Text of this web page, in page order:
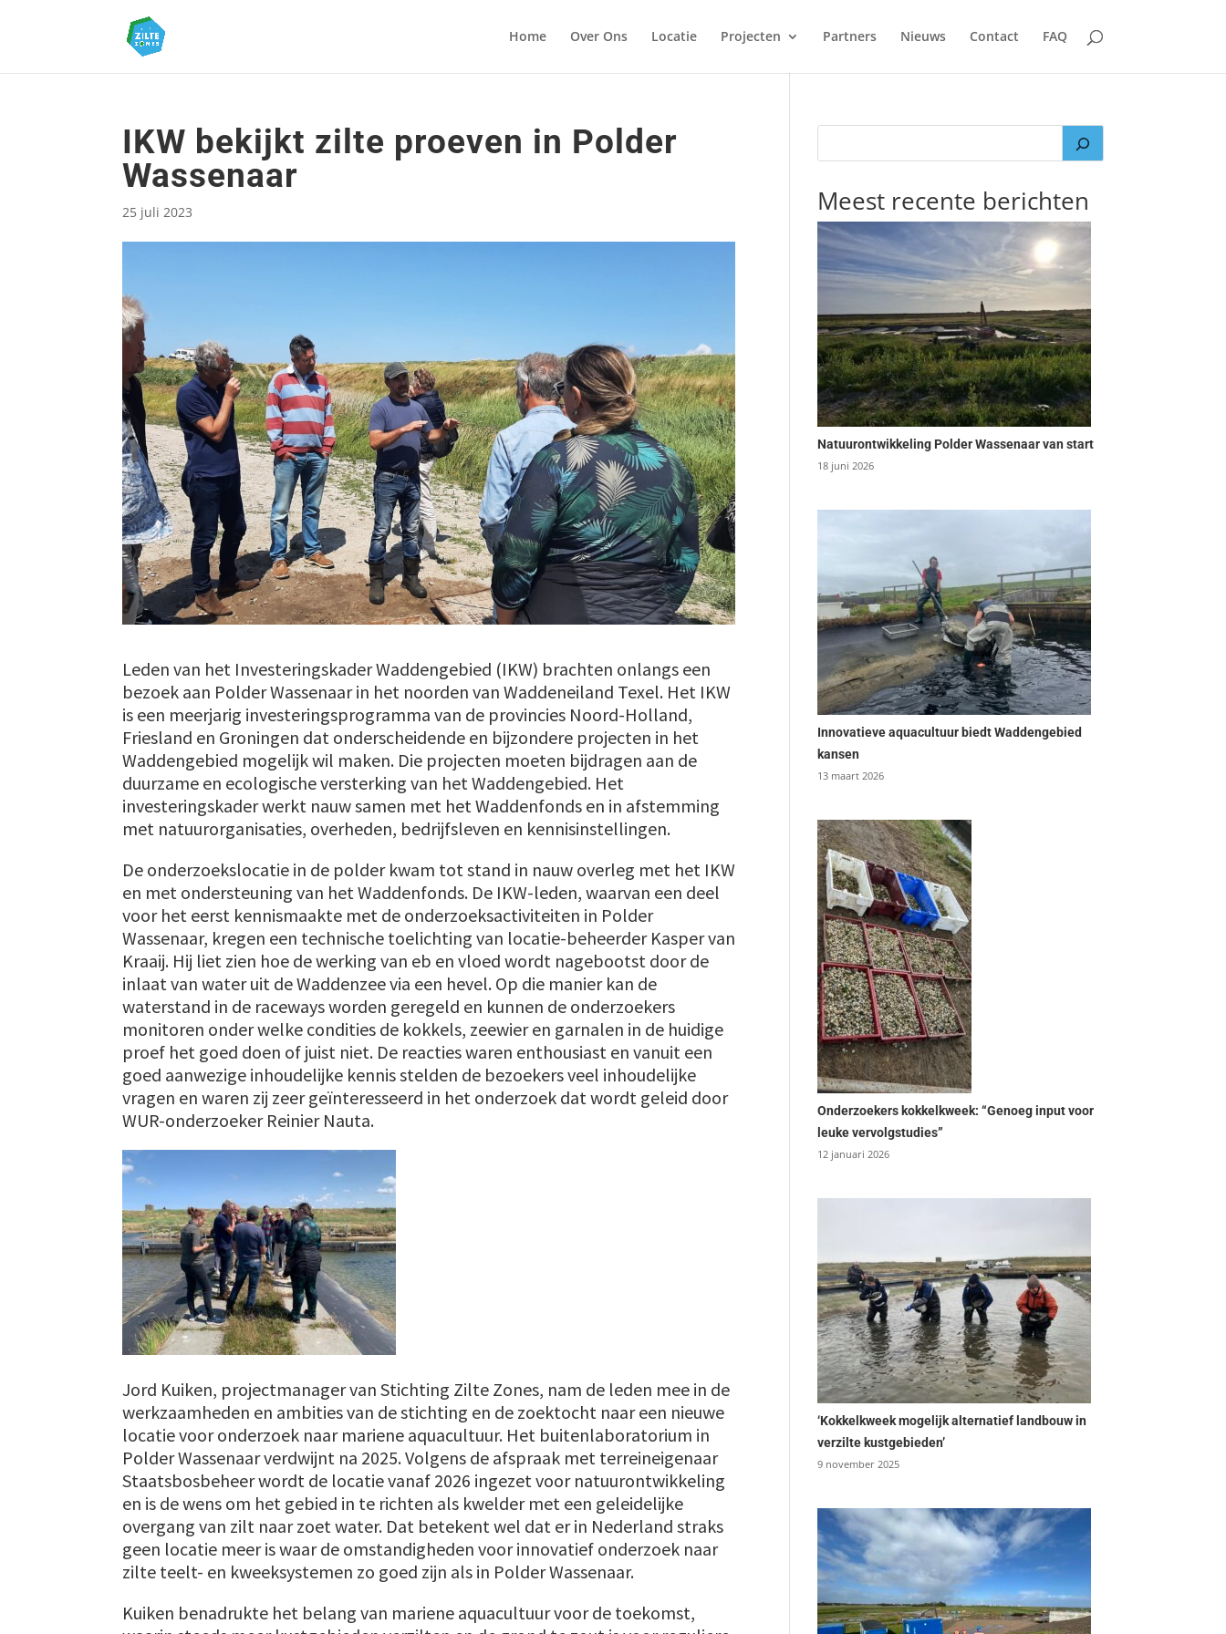
Home Over Ons Locatie Projecten Partners Nieuws Contact FAQ
IKW bekijkt zilte proeven in Polder
Wassenaar
25 juli 2023
Leden van het Investeringskader Waddengebied (IKW) brachten onlangs een
bezoek aan Polder Wassenaar in het noorden van Waddeneiland Texel. Het IKW
is een meerjarig investeringsprogramma van de provincies Noord-Holland,
Friesland en Groningen dat onderscheidende en bijzondere projecten in het
Waddengebied mogelijk wil maken. Die projecten moeten bijdragen aan de
duurzame en ecologische versterking van het Waddengebied. Het
investeringskader werkt nauw samen met het Waddenfonds en in afstemming
met natuurorganisaties, overheden, bedrijfsleven en kennisinstellingen.
De onderzoekslocatie in de polder kwam tot stand in nauw overleg met het IKW
en met ondersteuning van het Waddenfonds. De IKW-leden, waarvan een deel
voor het eerst kennismaakte met de onderzoeksactiviteiten in Polder
Wassenaar, kregen een technische toelichting van locatie-beheerder Kasper van
Kraaij. Hij liet zien hoe de werking van eb en vloed wordt nagebootst door de
inlaat van water uit de Waddenzee via een hevel. Op die manier kan de
waterstand in de raceways worden geregeld en kunnen de onderzoekers
monitoren onder welke condities de kokkels, zeewier en garnalen in de huidige
proef het goed doen of juist niet. De reacties waren enthousiast en vanuit een
goed aanwezige inhoudelijke kennis stelden de bezoekers veel inhoudelijke
vragen en waren zij zeer geïnteresseerd in het onderzoek dat wordt geleid door
WUR-onderzoeker Reinier Nauta.
Jord Kuiken, projectmanager van Stichting Zilte Zones, nam de leden mee in de
werkzaamheden en ambities van de stichting en de zoektocht naar een nieuwe
locatie voor onderzoek naar mariene aquacultuur. Het buitenlaboratorium in
Polder Wassenaar verdwijnt na 2025. Volgens de afspraak met terreineigenaar
Staatsbosbeheer wordt de locatie vanaf 2026 ingezet voor natuurontwikkeling
en is de wens om het gebied in te richten als kwelder met een geleidelijke
overgang van zilt naar zoet water. Dat betekent wel dat er in Nederland straks
geen locatie meer is waar de omstandigheden voor innovatief onderzoek naar
zilte teelt- en kweeksystemen zo goed zijn als in Polder Wassenaar.
Kuiken benadrukte het belang van mariene aquacultuur voor de toekomst,
Meest recente berichten
Natuurontwikkeling Polder Wassenaar van start
18 juni 2026
Innovatieve aquacultuur biedt Waddengebied
kansen
13 maart 2026
Onderzoekers kokkelkweek: “Genoeg input voor
leuke vervolgstudies”
12 januari 2026
‘Kokkelkweek mogelijk alternatief landbouw in
verzilte kustgebieden’
9 november 2025